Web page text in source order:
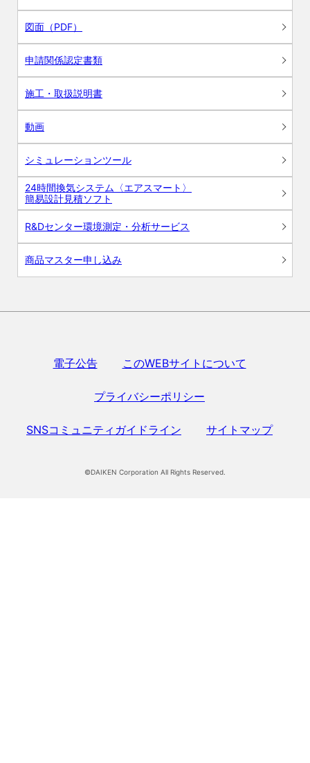
図面（PDF）
申請関係認定書類
施工・取扱説明書
動画
シミュレーションツール
24時間換気システム〈エアスマート〉
簡易設計見積ソフト
R&Dセンター環境測定・分析サービス
商品マスター申し込み
電子公告 このWEBサイトについて
プライバシーポリシー
SNSコミュニティガイドライン サイトマップ
©DAIKEN Corporation All Rights Reserved.